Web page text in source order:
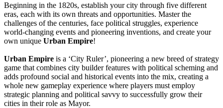
Beginning in the 1820s, establish your city through five different
eras, each with its own threats and opportunities. Master the
challenges of the centuries, face political struggles, experience
world-changing events and pioneering inventions, and create your
own unique Urban Empire!
Urban Empire is a ‘City Ruler’, pioneering a new breed of strategy
game that combines city builder features with political scheming and
adds profound social and historical events into the mix, creating a
whole new gameplay experience where players must employ
strategic planning and political savvy to successfully grow their
cities in their role as Mayor.